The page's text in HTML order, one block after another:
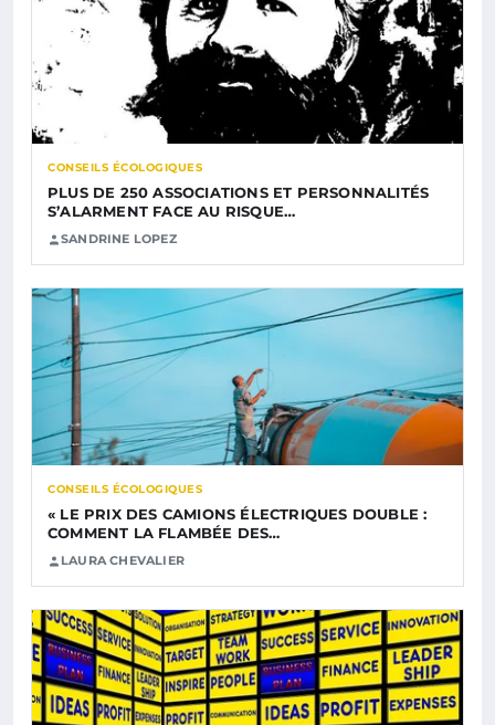
CONSEILS ÉCOLOGIQUES
PLUS DE 250 ASSOCIATIONS ET PERSONNALITÉS
S’ALARMENT FACE AU RISQUE…
SANDRINE LOPEZ
CONSEILS ÉCOLOGIQUES
« LE PRIX DES CAMIONS ÉLECTRIQUES DOUBLE :
COMMENT LA FLAMBÉE DES…
LAURA CHEVALIER